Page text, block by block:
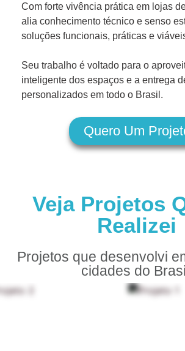
Com forte vivência prática em lojas
alia conhecimento técnico e senso
soluções funcionais, práticas e
Seu trabalho é voltado para o
inteligente dos espaços e a entrega
personalizados em todo o Brasil.
Quero Um
Veja Projetos
Realizei
Projetos que desenvolvi
cidades do